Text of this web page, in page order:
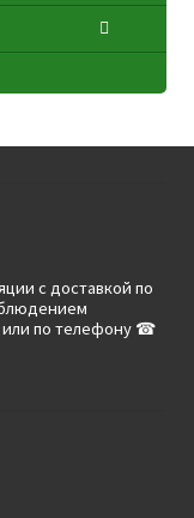
с доставкой по
или по телефону ☎